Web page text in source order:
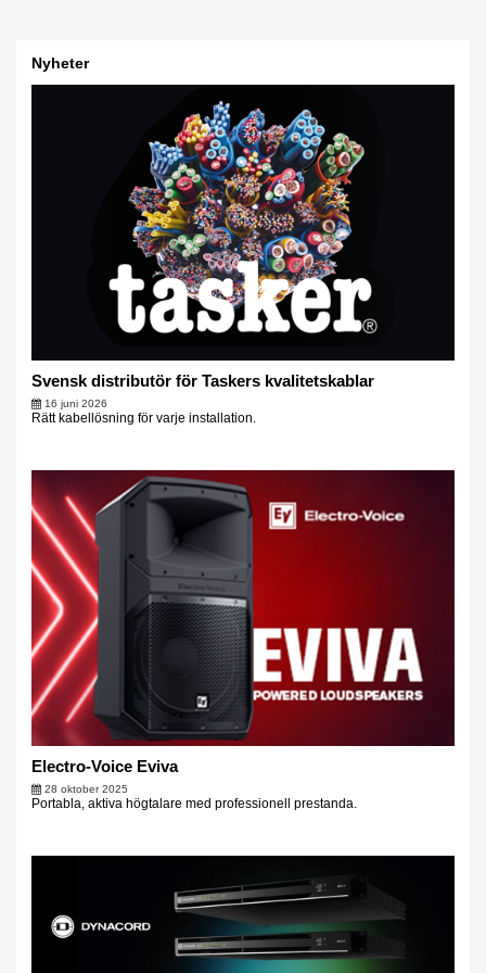
Nyheter
Svensk distributör för Taskers kvalitetskablar
16 juni 2026
Rätt kabellösning för varje installation.
Electro-Voice Eviva
28 oktober 2025
Portabla, aktiva högtalare med professionell prestanda.